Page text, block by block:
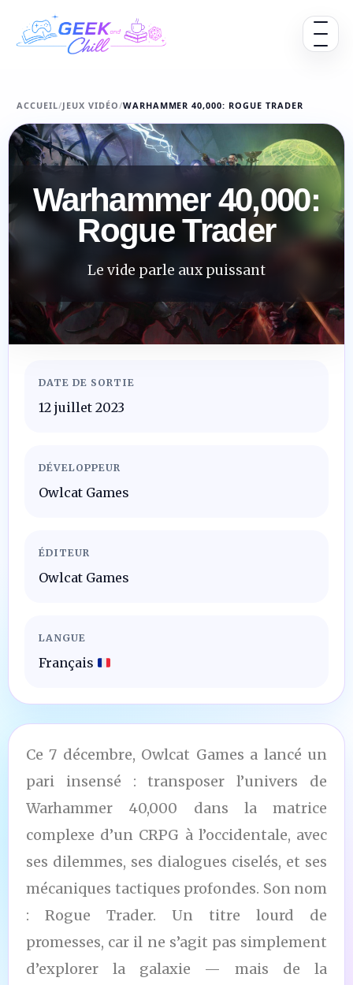
Ouvrir
ACCUEIL/JEUX VIDÉO/WARHAMMER 40,000: ROGUE TRADER
Warhammer 40,000:
Rogue Trader
Le vide parle aux puissant
DATE DE SORTIE
12 juillet 2023
DÉVELOPPEUR
Owlcat Games
ÉDITEUR
Owlcat Games
LANGUE
Français
Ce 7 décembre, Owlcat Games a lancé un
pari insensé : transposer l’univers de
Warhammer 40,000 dans la matrice
complexe d’un CRPG à l’occidentale, avec
ses dilemmes, ses dialogues ciselés, et ses
mécaniques tactiques profondes. Son nom
: Rogue Trader. Un titre lourd de
promesses, car il ne s’agit pas simplement
d’explorer la galaxie — mais de la